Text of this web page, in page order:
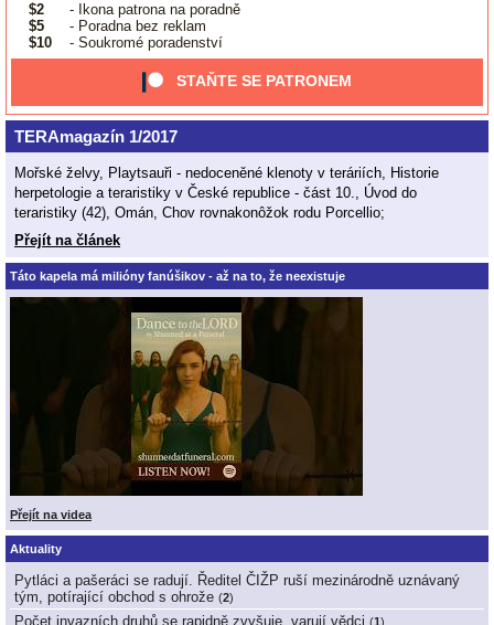
$2
- Ikona patrona na poradně
$5
- Poradna bez reklam
$10
- Soukromé poradenství
STAŇTE SE PATRONEM
TERAmagazín 1/2017
Mořské želvy, Playtsauři - nedoceněné klenoty v teráriích, Historie
herpetologie a teraristiky v České republice - část 10., Úvod do
teraristiky (42), Omán, Chov rovnakonôžok rodu Porcellio;
Přejít na článek
Táto kapela má milióny fanúšikov - až na to, že neexistuje
Přejít na videa
Aktuality
Pytláci a pašeráci se radují. Ředitel ČIŽP ruší mezinárodně uznávaný
tým, potírající obchod s ohrože (2)
Počet invazních druhů se rapidně zvyšuje, varují vědci (1 )